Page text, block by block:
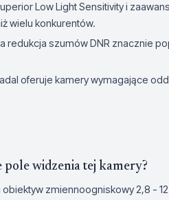
Low Light Sensitivity i
wielu konkurentów.
redukcja szumów DNR znacznie
oferuje kamery wymagające
pole widzenia tej kamery?
obiektyw zmiennoogniskowy 2,8 -